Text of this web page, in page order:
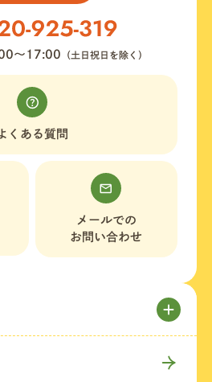
〜17:00 （土日祝日を除く）
くある質問
メールでの
お問い合わせ